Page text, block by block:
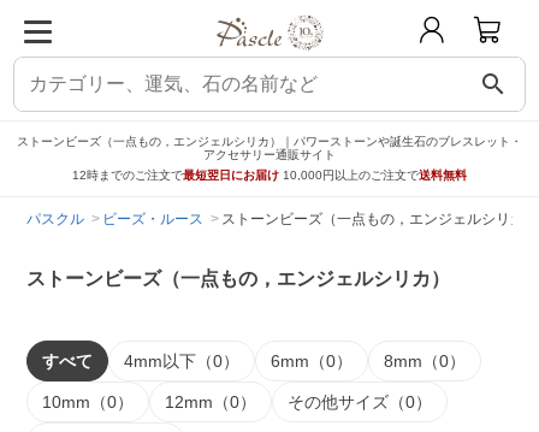
search
ストーンビーズ（一点もの，エンジェルシリカ）｜パワーストーンや誕生石のブレスレット・
アクセサリー通販サイト
12時までのご注文で最短翌日にお届け 10,000円以上のご注文で送料無料
パスクル ビーズ・ルース ストーンビーズ（一点もの，エンジェルシリカ）
ストーンビーズ（一点もの，エンジェルシリカ）
すべて 4mm以下（0） 6mm（0） 8mm（0）
10mm（0） 12mm（0） その他サイズ（0）